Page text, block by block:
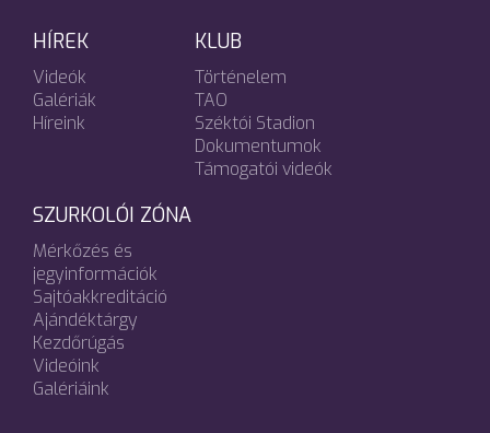
HÍREK
Videók
Galériák
Híreink
KLUB
Történelem
TAO
Széktói Stadion
Dokumentumok
Támogatói videók
SZURKOLÓI ZÓNA
Mérkőzés és
jegyinformációk
Sajtóakkreditáció
Ajándéktárgy
Kezdőrúgás
Videóink
Galériáink